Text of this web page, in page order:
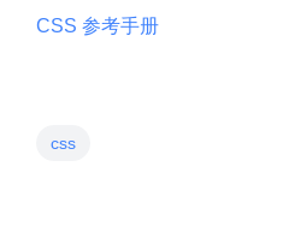
CSS 参考手册
css